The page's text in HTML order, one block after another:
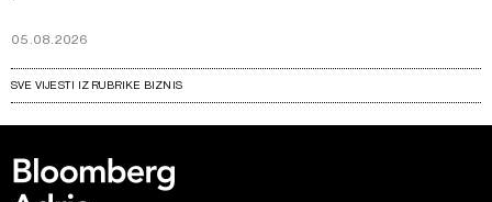
05.08.2026
SVE VIJESTI IZ RUBRIKE BIZNIS